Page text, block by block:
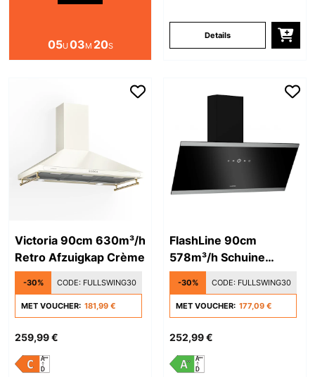
05U03M 19S
Details
Victoria 90cm 630m³/h
Retro Afzuigkap Crème
-30% CODE: FULLSWING30
MET VOUCHER: 181,99 €
259,99 €
FlashLine 90cm
578m³/h Schuine
Afzuigkap Zwart
-30% CODE: FULLSWING30
MET VOUCHER: 177,09 €
252,99 €